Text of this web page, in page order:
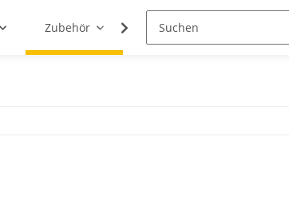
Zubehör Schleifmaschinen + Zubehör